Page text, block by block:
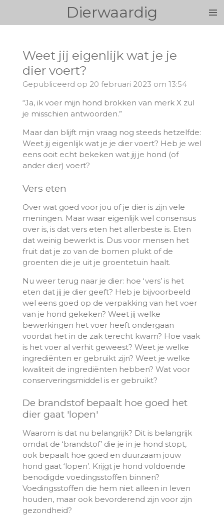
hoofdinhoud
Dierwaardig
Weet jij eigenlijk wat je je
dier voert?
Gepubliceerd op 20 februari 2023 om 13:54
“Ja, ik voer mijn hond brokken van merk X zul
je misschien antwoorden.”
Maar dan blijft mijn vraag nog steeds hetzelfde:
Weet jij eigenlijk wat je je dier voert? Heb je wel
eens ooit echt bekeken wat jij je hond (of
ander dier) voert?
Vers eten
Over wat goed voor jou of je dier is zijn vele
meningen. Maar waar eigenlijk wel consensus
over is, is dat vers eten het allerbeste is. Eten
dat weinig bewerkt is. Dus voor mensen het
fruit dat je zo van de bomen plukt of de
groenten die je uit je groentetuin haalt.
Nu weer terug naar je dier: hoe ‘vers’ is het
eten dat jij je dier geeft? Heb je bijvoorbeeld
wel eens goed op de verpakking van het voer
van je hond gekeken? Weet jij welke
bewerkingen het voer heeft ondergaan
voordat het in de zak terecht kwam? Hoe vaak
is het voer al verhit geweest? Weet je welke
ingrediënten er gebruikt zijn? Weet je welke
kwaliteit de ingrediënten hebben? Wat voor
conserveringsmiddel is er gebruikt?
De brandstof bepaalt hoe goed het
dier gaat 'lopen'
Waarom is dat nu belangrijk? Dit is belangrijk
omdat de ‘brandstof’ die je in je hond stopt,
ook bepaalt hoe goed en duurzaam jouw
hond gaat ‘lopen’. Krijgt je hond voldoende
benodigde voedingsstoffen binnen?
Voedingsstoffen die hem niet alleen in leven
houden, maar ook bevorderend zijn voor zijn
gezondheid?